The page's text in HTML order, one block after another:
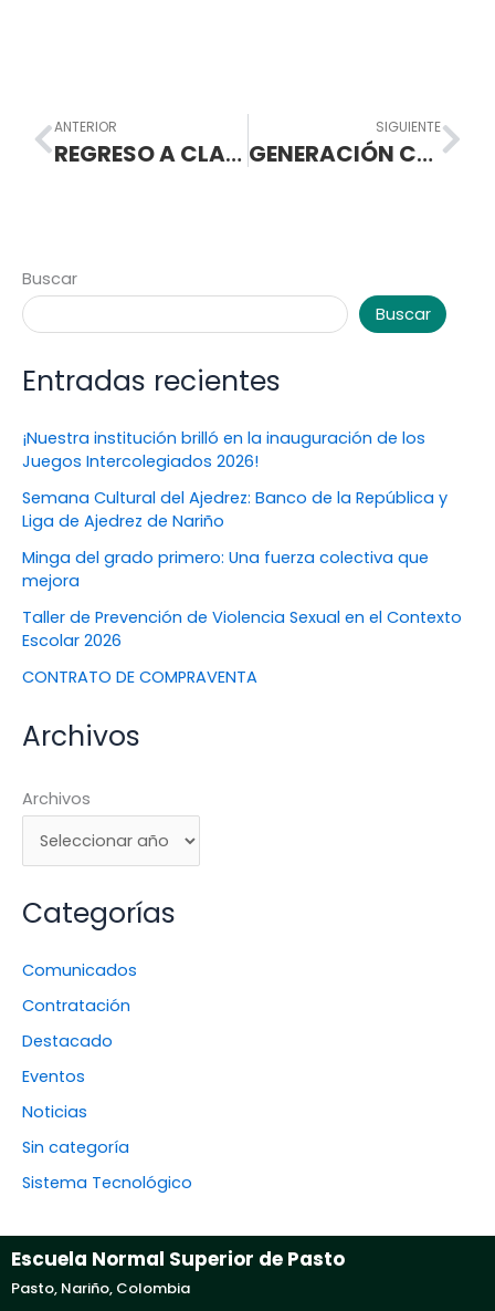
Prev
ANTERIOR
REGRESO A CLASES AÑO ESCOLAR 2023
SIGUIENTE
GENERACIÓN CXII
Buscar
Buscar
Entradas recientes
¡Nuestra institución brilló en la inauguración de los
Juegos Intercolegiados 2026!
Semana Cultural del Ajedrez: Banco de la República y
Liga de Ajedrez de Nariño
Minga del grado primero: Una fuerza colectiva que
mejora
Taller de Prevención de Violencia Sexual en el Contexto
Escolar 2026
CONTRATO DE COMPRAVENTA
Archivos
Archivos
Categorías
Comunicados
Contratación
Destacado
Eventos
Noticias
Sin categoría
Sistema Tecnológico
Escuela Normal Superior de Pasto
Pasto, Nariño, Colombia